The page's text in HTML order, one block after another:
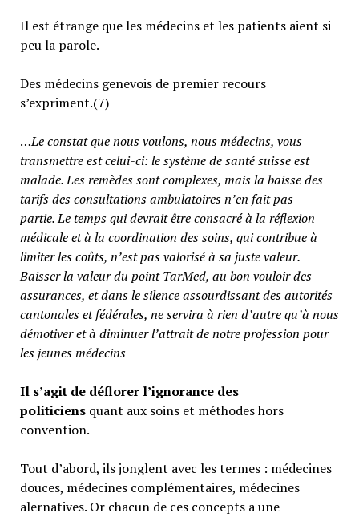
Il est étrange que les médecins et les patients aient si
peu la parole.
Des médecins genevois de premier recours
s’expriment.(7)
…Le constat que nous voulons, nous médecins, vous
transmettre est celui-ci: le système de santé suisse est
malade. Les remèdes sont complexes, mais la baisse des
tarifs des consultations ambulatoires n’en fait pas
partie.Le temps qui devrait être consacré à la réflexion
médicale et à la coordination des soins, qui contribue à
limiter les coûts, n’est pas valorisé à sa juste valeur.
Baisser la valeur du point TarMed, au bon vouloir des
assurances, et dans le silence assourdissant des autorités
cantonales et fédérales, ne servira à rien d’autre qu’à nous
démotiver et à diminuer l’attrait de notre profession pour
les jeunes médecins
Il s’agit de déflorer l’ignorance des
politiciensquant aux soins et méthodes hors
convention.
Tout d’abord, ils jonglent avec les termes : médecines
douces, médecines complémentaires, médecines
alernatives. Or chacun de ces concepts a une